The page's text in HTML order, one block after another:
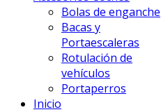
Bolas de enganche
Bacas y
Portaescaleras
Rotulación de
vehículos
Portaperros
Inicio